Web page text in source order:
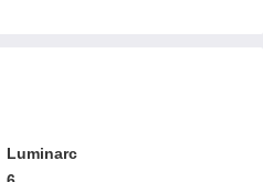
Luminarc